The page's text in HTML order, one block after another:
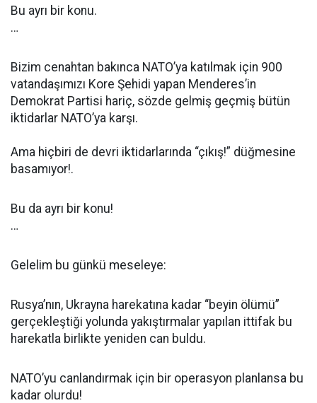
Bu ayrı bir konu.
…
Bizim cenahtan bakınca NATO’ya katılmak için 900
vatandaşımızı Kore Şehidi yapan Menderes’in
Demokrat Partisi hariç, sözde gelmiş geçmiş bütün
iktidarlar NATO’ya karşı.
Ama hiçbiri de devri iktidarlarında “çıkış!” düğmesine
basamıyor!.
Bu da ayrı bir konu!
…
Gelelim bu günkü meseleye:
Rusya’nın, Ukrayna harekatına kadar “beyin ölümü”
gerçekleştiği yolunda yakıştırmalar yapılan ittifak bu
harekatla birlikte yeniden can buldu.
NATO’yu canlandırmak için bir operasyon planlansa bu
kadar olurdu!